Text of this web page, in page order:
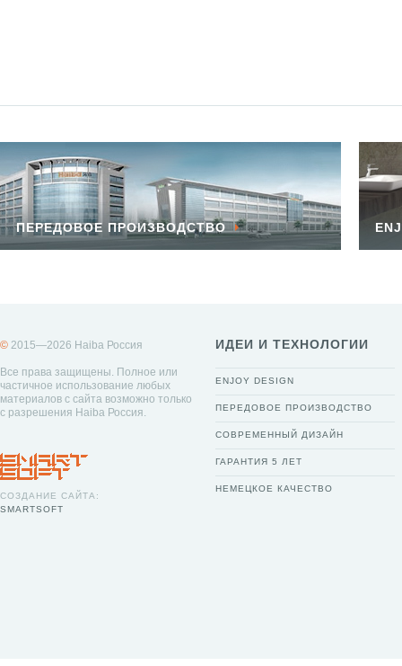
ПЕРЕДОВОЕ ПРОИЗВОДСТВО
© 2015—2026 Haiba Россия
Все права защищены. Полное или
частичное использование любых
материалов с сайта возможно только
с разрешения Haiba Россия.
СОЗДАНИЕ САЙТА:
SMARTSOFT
ИДЕИ И ТЕХНОЛОГИИ
ENJOY DESIGN
ПЕРЕДОВОЕ ПРОИЗВОДСТВО
СОВРЕМЕННЫЙ ДИЗАЙН
ГАРАНТИЯ 5 ЛЕТ
НЕМЕЦКОЕ КАЧЕСТВО